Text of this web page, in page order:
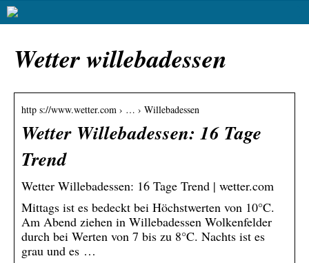
Wetter willebadessen
http s://www.wetter.com › … › Willebadessen
Wetter Willebadessen: 16 Tage
Trend
Wetter Willebadessen: 16 Tage Trend | wetter.com
Mittags ist es bedeckt bei Höchstwerten von 10°C.
Am Abend ziehen in Willebadessen Wolkenfelder
durch bei Werten von 7 bis zu 8°C. Nachts ist es
grau und es …